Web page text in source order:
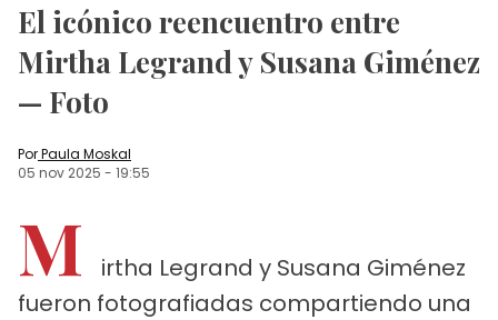
El icónico reencuentro entre
Mirtha Legrand y Susana Giménez
— Foto
PorPaula Moskal
05 nov 2025 - 19:55
M
irtha Legrand y Susana Giménez
fueron fotografiadas compartiendo una